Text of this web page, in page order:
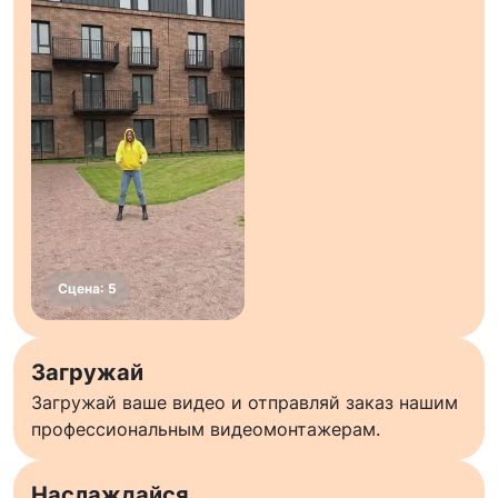
Загружай
Загружай ваше видео и отправляй заказ нашим
профессиональным видеомонтажерам.